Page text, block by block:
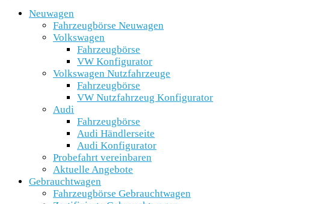
Neuwagen
Fahrzeugbörse Neuwagen
Volkswagen
Fahrzeugbörse
VW Konfigurator
Volkswagen Nutzfahrzeuge
Fahrzeugbörse
VW Nutzfahrzeug Konfigurator
Audi
Fahrzeugbörse
Audi Händlerseite
Audi Konfigurator
Probefahrt vereinbaren
Aktuelle Angebote
Gebrauchtwagen
Fahrzeugbörse Gebrauchtwagen